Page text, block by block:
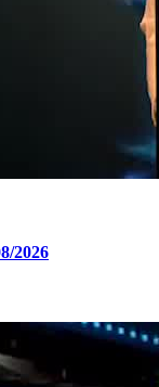
2026